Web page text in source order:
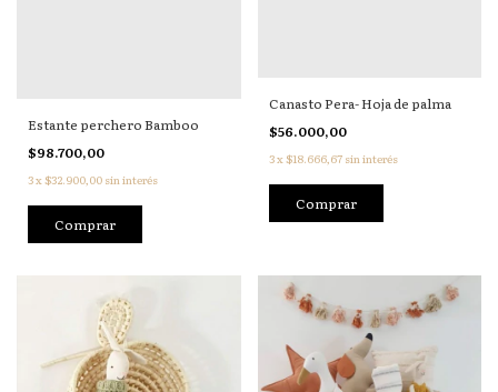
Estante perchero Bamboo
$98.700,00
3x $32.900,00 sin interés
Canasto Pera- Hoja de palma
$56.000,00
3x $18.666,67 sin interés